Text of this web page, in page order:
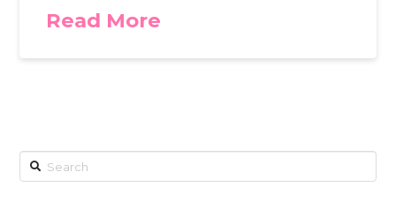
Read More
Search